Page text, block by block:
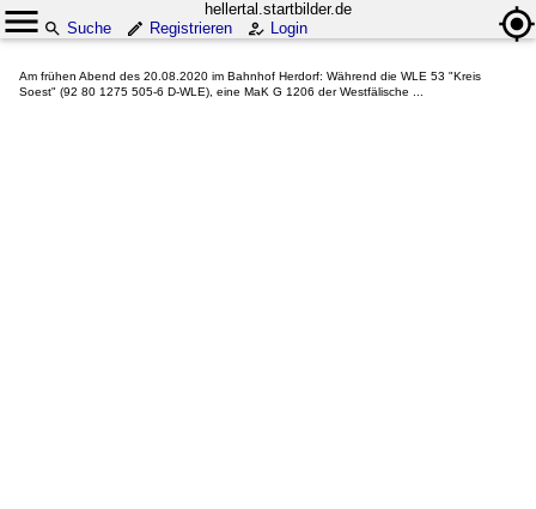
hellertal.startbilder.de
Suche
Registrieren Login
Am frühen Abend des 20.08.2020 im Bahnhof Herdorf: Während die WLE 53 "Kreis
Soest" (92 80 1275 505-6 D-WLE), eine MaK G 1206 der Westfälische ...